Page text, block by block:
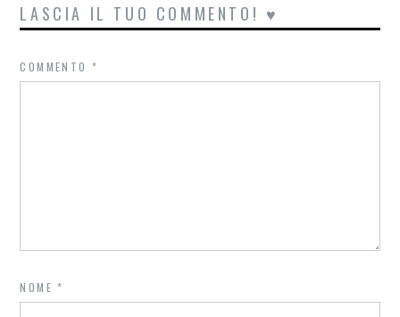
LASCIA IL TUO COMMENTO! ♥
COMMENTO*
NOME*